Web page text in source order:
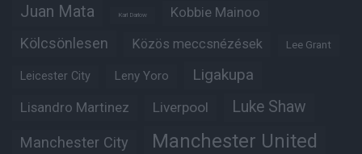
Juan Mata Karl Darlow Kobbie Mainoo
Kölcsönlesen Közös meccsnézések Lee Grant
Leicester City Leny Yoro Ligakupa
Lisandro Martinez Liverpool Luke Shaw
Manchester City Manchester United